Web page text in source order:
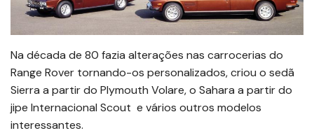
Na década de 80 fazia alterações nas carrocerias do
Range Rover tornando-os personalizados, criou o sedã
Sierra a partir do Plymouth Volare, o Sahara a partir do
jipe Internacional Scout e vários outros modelos
interessantes.